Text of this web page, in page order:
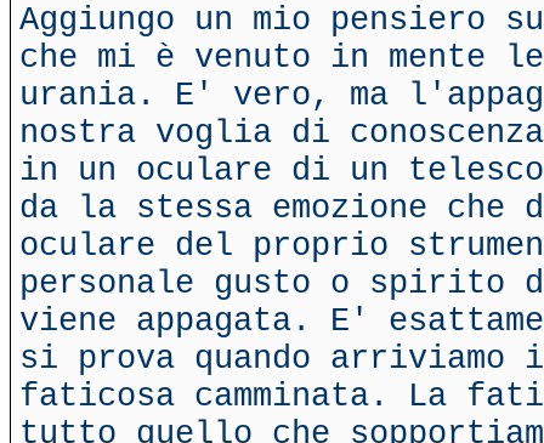
Aggiungo un mio
che mi è venuto in mente
urania. E' vero, ma
nostra voglia di
in un oculare di un
da la stessa emozione che
oculare del proprio
personale gusto o spirito
viene appagata. E'
si prova quando arriviamo
faticosa camminata. La
tutto quello che